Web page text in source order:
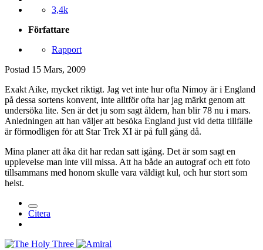
3,4k
Författare
Rapport
Postad 15 Mars, 2009
Exakt Aike, mycket riktigt. Jag vet inte hur ofta Nimoy är i England
på dessa sortens konvent, inte alltför ofta har jag märkt genom att
undersöka lite. Sen är det ju som sagt åldern, han blir 78 nu i mars.
Anledningen att han väljer att besöka England just vid detta tillfälle
är förmodligen för att Star Trek XI är på full gång då.
Mina planer att åka dit har redan satt igång. Det är som sagt en
upplevelse man inte vill missa. Att ha både an autograf och ett foto
tillsammans med honom skulle vara väldigt kul, och hur stort som
helst.
Citera